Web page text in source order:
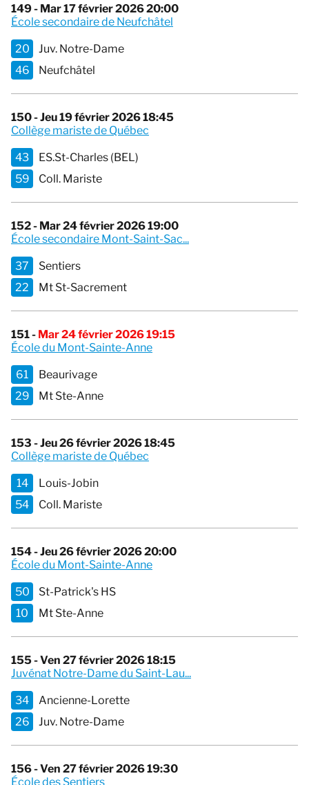
149 - Mar 17 février 2026 20:00
École secondaire de Neufchâtel
20
Juv. Notre-Dame
46
Neufchâtel
150 - Jeu 19 février 2026 18:45
Collège mariste de Québec
43
ES.St-Charles (BEL)
59
Coll. Mariste
152 - Mar 24 février 2026 19:00
École secondaire Mont-Saint-Sac...
37
Sentiers
22
Mt St-Sacrement
151 - Mar 24 février 2026 19:15
École du Mont-Sainte-Anne
61
Beaurivage
29
Mt Ste-Anne
153 - Jeu 26 février 2026 18:45
Collège mariste de Québec
14
Louis-Jobin
54
Coll. Mariste
154 - Jeu 26 février 2026 20:00
École du Mont-Sainte-Anne
50
St-Patrick's HS
10
Mt Ste-Anne
155 - Ven 27 février 2026 18:15
Juvénat Notre-Dame du Saint-Lau...
34
Ancienne-Lorette
26
Juv. Notre-Dame
156 - Ven 27 février 2026 19:30
École des Sentiers